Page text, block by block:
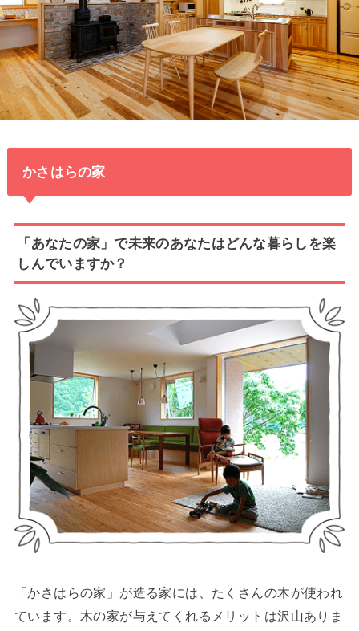
かさはらの家
「あなたの家」で未来のあなたはどんな暮らしを楽
しんでいますか？
「かさはらの家」が造る家には、たくさんの木が使われ
ています。木の家が与えてくれるメリットは沢山ありま